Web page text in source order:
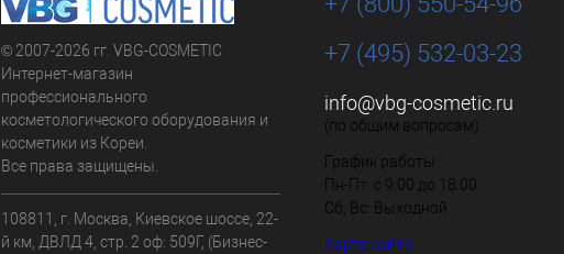
© 2007-2026 гг. VBG-COSMETIC
Интернет-магазин
профессионального
косметологического оборудования и
косметики из Кореи.
Все права защищены.
108811, г. Москва, Киевское шоссе, 22-
й км, ДВЛД 4, стр. 2 оф: 509Г, (Бизнес-
+7 (495) 532-03-23
info@vbg-cosmetic.ru
(по общим вопросам)
График работы
Пн-Пт: с 9:00 до 18:00
Сб, Вс: Выходной
Карта сайта